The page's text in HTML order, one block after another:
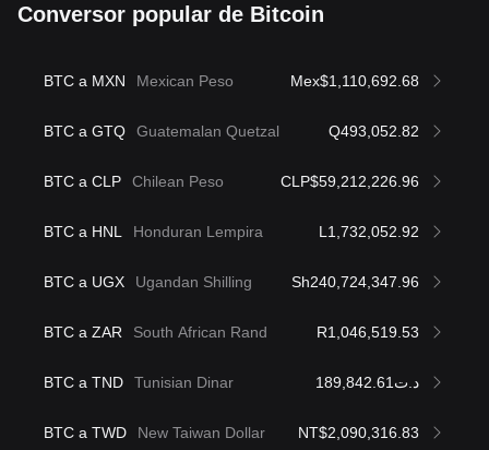
Conversor popular de Bitcoin
BTC a MXN Mexican Peso Mex$1,110,692.68
BTC a GTQ Guatemalan Quetzal Q493,052.82
BTC a CLP Chilean Peso CLP$59,212,226.96
BTC a HNL Honduran Lempira L1,732,052.92
BTC a UGX Ugandan Shilling Sh240,724,347.96
BTC a ZAR South African Rand R1,046,519.53
BTC a TND Tunisian Dinar د.ت189,842.61
BTC a TWD New Taiwan Dollar NT$2,090,316.83